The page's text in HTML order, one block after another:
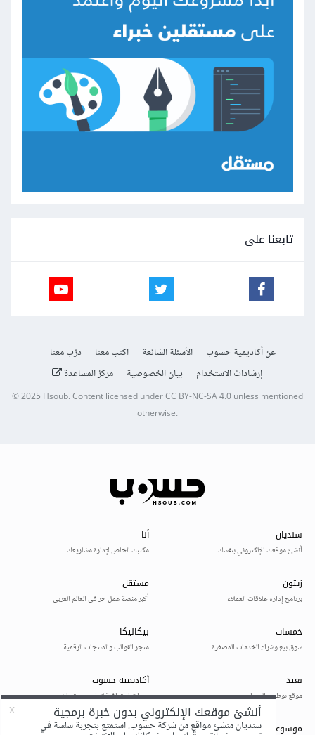
تابعنا على
عن أكاديمية حسوب الأسئلة الشائعة اكتب معنا
درّب معنا
إرشادات الاستخدام
بيان الخصوصية مركز المساعدة
© 2025Hsoub.Content licensed underCC BY-NC-SA 4.0unless mentioned
otherwise.